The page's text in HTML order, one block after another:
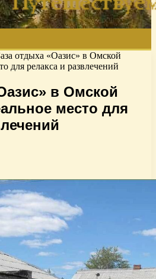
отдыха «Оазис» в Омской
для релакса и развлечений
в Омской
место для